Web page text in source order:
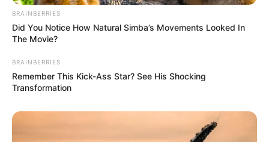
BRAINBERRIES
Did You Notice How Natural Simba’s Movements Looked In
The Movie?
BRAINBERRIES
Remember This Kick-Ass Star? See His Shocking
Transformation